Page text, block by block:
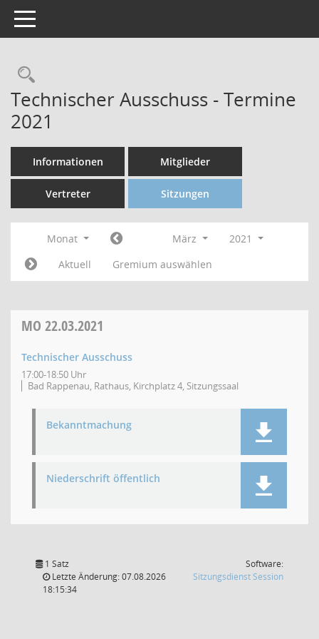
Toggle navigation
Technischer Ausschuss - Termine
2021
Informationen Mitglieder
Vertreter Sitzungen
Monat März
2021
Aktuell
Gremium auswählen
MO 22.03.2021
Technischer Ausschuss
17:00-18:50 Uhr
Bad Rappenau, Rathaus, Kirchplatz 4, Sitzungssaal
Bekanntmachung
Niederschrift öffentlich
1 Satz
Letzte Änderung: 07.08.2026
18:15:34
Software:
Sitzungsdienst Session(Wird in